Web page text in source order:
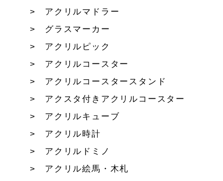
アクリルマドラー
グラスマーカー
アクリルピック
アクリルコースター
アクリルコースタースタンド
アクスタ付きアクリルコースター
アクリルキューブ
アクリル時計
アクリルドミノ
アクリル絵馬・木札